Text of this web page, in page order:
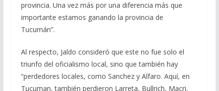
provincia. Una vez más por una diferencia más que
importante estamos ganando la provincia de
Tucumán”.
Al respecto, Jaldo consideró que este no fue solo el
triunfo del oficialismo local, sino que también hay
“perdedores locales, como Sanchez y Alfaro. Aquí, en
Tucuman, también perdieron Larreta, Bullrich, Macri,